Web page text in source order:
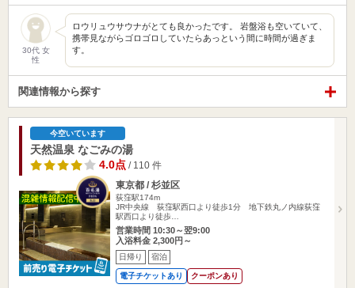
30代 女
性
ロウリュウサウナがとても良かったです。 岩盤浴も空いていて、
携帯見ながらゴロゴロしていたらあっという間に時間が過ぎま
す。
関連情報から探す
今空いています
天然温泉 なごみの湯
4.0点 / 110 件
東京都 / 杉並区
荻窪駅174m
JR中央線 荻窪駅西口より徒歩1分 地下鉄丸ノ内線荻窪
駅西口より徒歩…
営業時間 10:30～翌9:00
入浴料金 2,300円～
日帰り 宿泊
電子チケットあり クーポンあり